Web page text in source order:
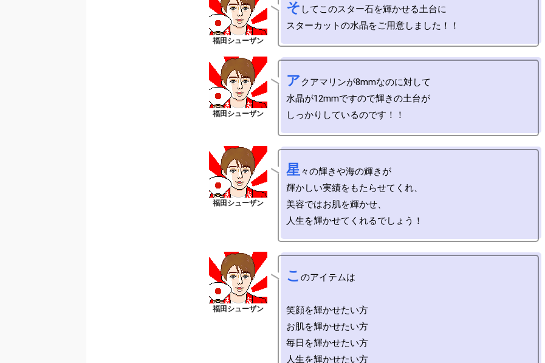
そ してこのスター石を輝かせる土台に
アクアマリンが8mmなのに対して
水晶が12mmですので輝きの土台が
星 々の輝きや海の輝きが
輝かしい実績をもたらせてくれ、
美容ではお肌を輝かせ、
こ のアイテムは
笑顔を輝かせたい方
お肌を輝かせたい方
毎日を輝かせたい方
人生を輝かせたい方